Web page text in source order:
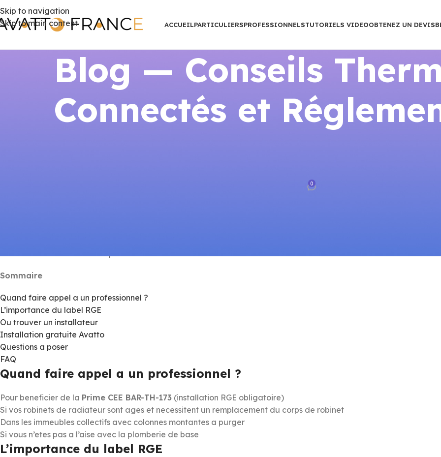
Skip to navigation
Skip to main content
ACCUEILPARTICULIERSPROFESSIONNELSTUTORIELS VIDEOOBTENEZ UN DEVIS
Blog — Conseils
Connectés et
0
Sommaire
Quand faire appel a un professionnel ?
L’importance du label RGE
Ou trouver un installateur
Installation gratuite Avatto
Questions a poser
FAQ
Quand faire appel a un professionnel ?
Pour beneficier de la Prime CEE BAR-TH-173 (installation RGE obligatoire)
Si vos robinets de radiateur sont ages et necessitent un remplacement du corps de robinet
Dans les immeubles collectifs avec colonnes montantes a purger
Si vous n’etes pas a l’aise avec la plomberie de base
L’importance du label RGE